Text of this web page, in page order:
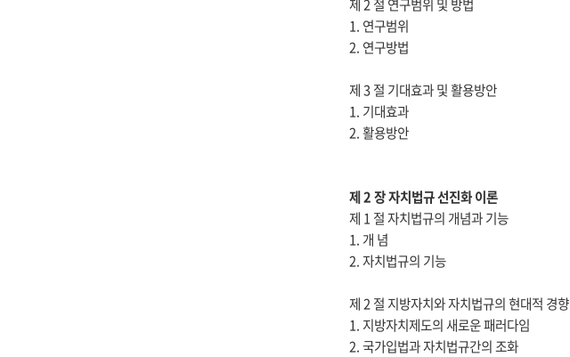
제 2 절 연구범위 및 방법
1. 연구범위
2. 연구방법
제 3 절 기대효과 및 활용방안
1. 기대효과
2. 활용방안
제 2 장 자치법규 선진화 이론
제 1 절 자치법규의 개념과 기능
1. 개 념
2. 자치법규의 기능
제 2 절 지방자치와 자치법규의 현대적 경향
1. 지방자치제도의 새로운 패러다임
2. 국가입법과 자치법규간의 조화